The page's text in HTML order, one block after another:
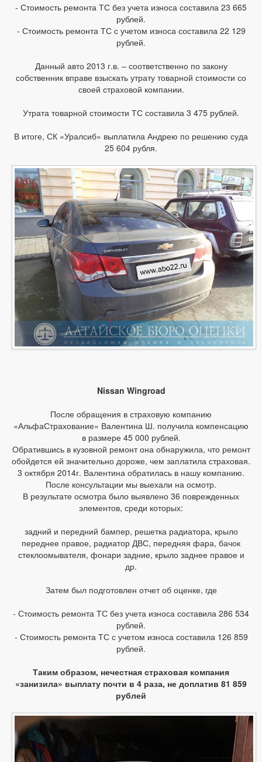
- Стоимость ремонта ТС без учета износа составила 23 665
рублей.
- Стоимость ремонта ТС с учетом износа составила 22 129
рублей.
Данный авто 2013 г.в. – соответственно по закону
собственник вправе взыскать утрату товарной стоимости со
своей страховой компании.
Утрата товарной стоимости ТС составила 3 475 рублей.
В итоге, СК «Уралсиб» выплатила Андрею по решению суда
25 604 рубля.
Nissan Wingroad
После обращения в страховую компанию
«АльфаСтрахование» Валентина Ш. получила компенсацию
в размере 45 000 рублей.
Обратившись в кузовной ремонт она обнаружила, что ремонт
обойдется ей значительно дороже, чем заплатила страховая.
3 октября 2014г. Валентина обратилась в нашу компанию.
После консультации мы выехали на осмотр.
В результате осмотра было выявлено 36 поврежденных
элементов, среди которых:
задний и передний бампер, решетка радиатора, крыло
переднее правое, радиатор ДВС, передняя фара, бачок
стеклоомывателя, фонари задние, крыло заднее правое и
др.
Затем был подготовлен отчет об оценке, где
- Стоимость ремонта ТС без учета износа составила 286 534
рублей.
- Стоимость ремонта ТС с учетом износа составила 126 859
рублей.
Таким образом, нечестная страховая компания
«занизила» выплату почти в 4 раза, не доплатив 81 859
рублей